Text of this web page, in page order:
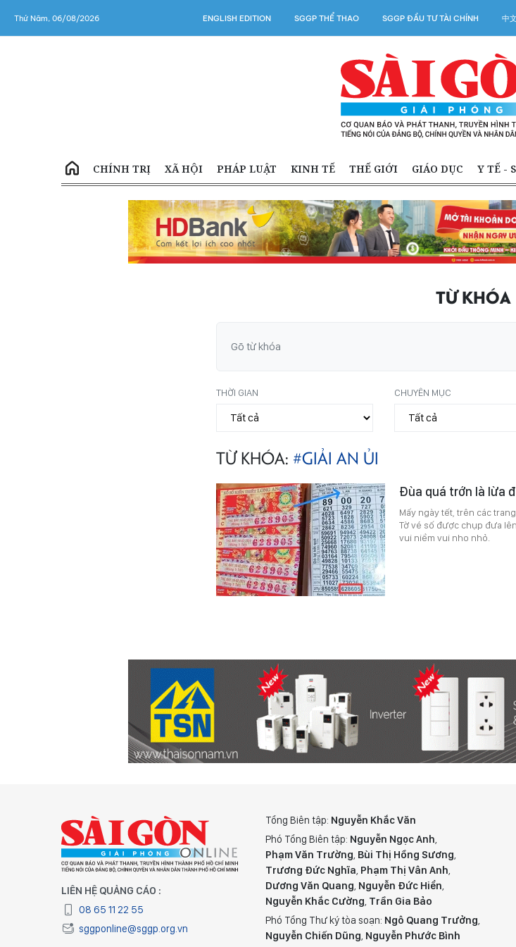
Thứ Năm, 06/08/2026 ENGLISH EDITION SGGP THỂ THAO SGGP ĐẦU TƯ TÀI CHÍNH 中
CHÍNH TRỊ XÃ HỘI PHÁP LUẬT KINH TẾ THẾ GIỚI GIÁO DỤC Y TẾ -
TỪ KHÓA
THỜI GIAN CHUYÊN MỤC
TỪ KHÓA: #GIẢI AN ỦI
Đùa quá trớn là lừa
Mấy ngày tết, trên các
Tờ vé số được chụp đưa
vui niềm vui nho nhỏ.
LIÊN HỆ QUẢNG CÁO :
08 65 11 22 55
sggponline@sggp.org.vn
Tổng Biên tập: Nguyễn Khắc Văn
Phó Tổng Biên tập: Nguyễn Ngọc Anh,
Phạm Văn Trường, Bùi Thị Hồng Sương,
Trương Đức Nghĩa, Phạm Thị Vân Anh,
Dương Văn Quang, Nguyễn Đức Hiển,
Nguyễn Khắc Cường, Trần Gia Bảo
Phó Tổng Thư ký tòa soạn: Ngô Quang Trưởng,
Nguyễn Chiến Dũng, Nguyễn Phước Bình